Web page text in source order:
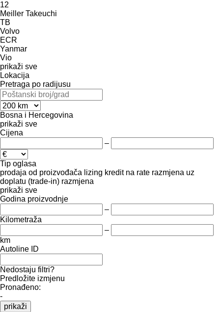
12
Meiller Takeuchi
TB
Volvo
ECR
Yanmar
Vio
prikaži sve
Lokacija
Pretraga po radijusu
Bosna i Hercegovina
prikaži sve
Cijena
–
Tip oglasa
prodaja od proizvođača lizing kredit na rate razmjena uz
doplatu (trade-in) razmjena
prikaži sve
Godina proizvodnje
–
Kilometraža
–
km
Autoline ID
Nedostaju filtri?
Predložite izmjenu
Pronađeno:
-
prikaži